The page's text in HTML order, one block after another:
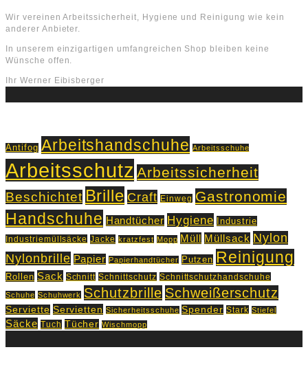
Wir vereinen Arbeitssicherheit, Hygiene und Reinigung wie kein
anderer Anbieter.
In unserem einzigartigen umfangreichen Shop bleiben keine
Wünsche offen.
Ihr Werner Eibisberger
Antifog Arbeitshandschuhe Arbeitsschuhe
Arbeitsschutz Arbeitssicherheit
Beschichtet Brille Craft Einweg Gastronomie
Handschuhe Handtücher Hygiene Industrie
Industriemüllsäcke Jacke kratzfest Mopp Müll Müllsack Nylon
Nylonbrille Papier Papierhandtücher Putzen Reinigung
Rollen Sack Schnitt Schnittschutz Schnittschutzhandschuhe
Schuhe Schuhwerk Schutzbrille Schweißerschutz
Serviette Servietten Sicherheitsschuhe Spender Stark Stiefel
Säcke Tuch Tücher Wischmopp